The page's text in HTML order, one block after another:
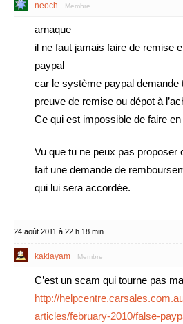
neoch Membre
arnaque
il ne faut jamais faire de remise
paypal
car le système paypal demande
preuve de remise ou dépot à
Ce qui est impossible de faire
Vu que tu ne peux pas proposer
fait une demande de
qui lui sera accordée.
24 août 2011 à 22 h 18 min
kakiayam Membre
C’est un scam qui tourne pas
http://
articles/february-2010/false-